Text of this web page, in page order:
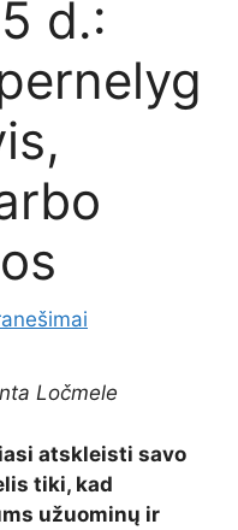
d.:
Ločmele
atskleisti savo
tiki, kad
užuominų ir